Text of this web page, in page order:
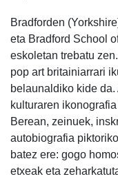
Bradforden
eta Bradford School
eskoletan trebatu
pop art britainiarrari
belaunaldiko kide
kulturaren
Berean, zeinuek,
autobiografia
batez ere: gogo
etxeak eta